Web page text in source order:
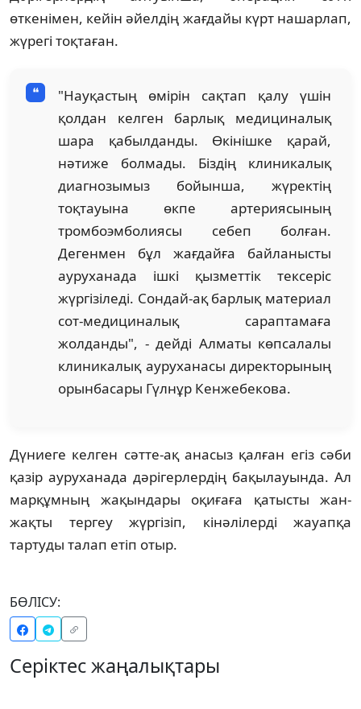
өткенімен, кейін әйелдің жағдайы күрт нашарлап,
жүрегі тоқтаған.
"Науқастың өмірін сақтап қалу үшін
қолдан келген барлық медициналық
шара қабылданды. Өкінішке қарай,
нәтиже болмады. Біздің клиникалық
диагнозымыз бойынша, жүректің
тоқтауына өкпе артериясының
тромбоэмболиясы себеп болған.
Дегенмен бұл жағдайға байланысты
ауруханада ішкі қызметтік тексеріс
жүргізіледі. Сондай-ақ барлық материал
сот-медициналық сараптамаға
жолданды", - дейді Алматы көпсалалы
клиникалық ауруханасы директорының
орынбасары Гүлнұр Кенжебекова.
Дүниеге келген сәтте-ақ анасыз қалған егіз сәби
қазір ауруханада дәрігерлердің бақылауында. Ал
марқұмның жақындары оқиғаға қатысты жан-
жақты тергеу жүргізіп, кінәлілерді жауапқа
тартуды талап етіп отыр.
БӨЛІСУ:
Серіктес жаңалықтары